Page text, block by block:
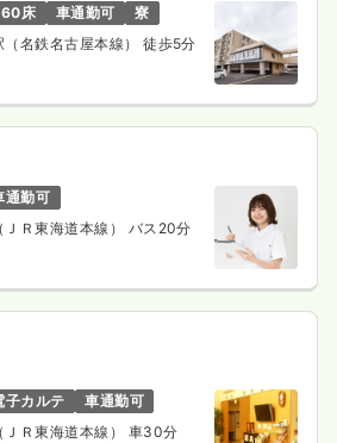
床 車通勤可
寮
名鉄名古屋本線） 徒歩5分
通勤可
ＪＲ東海道本線） バス20分
子カルテ
車通勤可
ＪＲ東海道本線） 車30分